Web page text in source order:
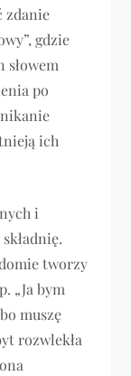
zdanie
gdzie
po
ich
i
tworzy
„Ja bym
muszę
rozwlekła